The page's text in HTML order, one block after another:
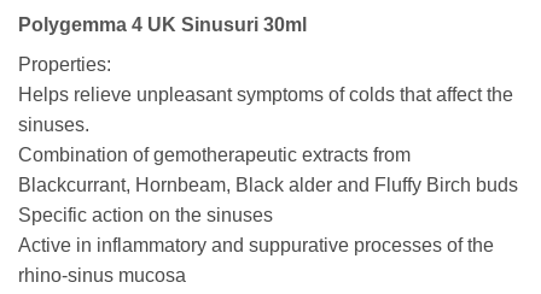
Polygemma 4 UK Sinusuri 30ml
Properties:
Helps relieve unpleasant symptoms of colds that affect the
sinuses.
Combination of gemotherapeutic extracts from
Blackcurrant, Hornbeam, Black alder and Fluffy Birch buds
Specific action on the sinuses
Active in inflammatory and suppurative processes of the
rhino-sinus mucosa